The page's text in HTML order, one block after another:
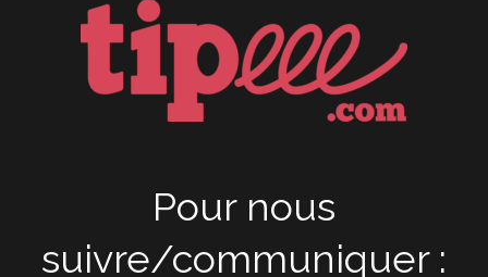
Pour nous
suivre/communiquer :